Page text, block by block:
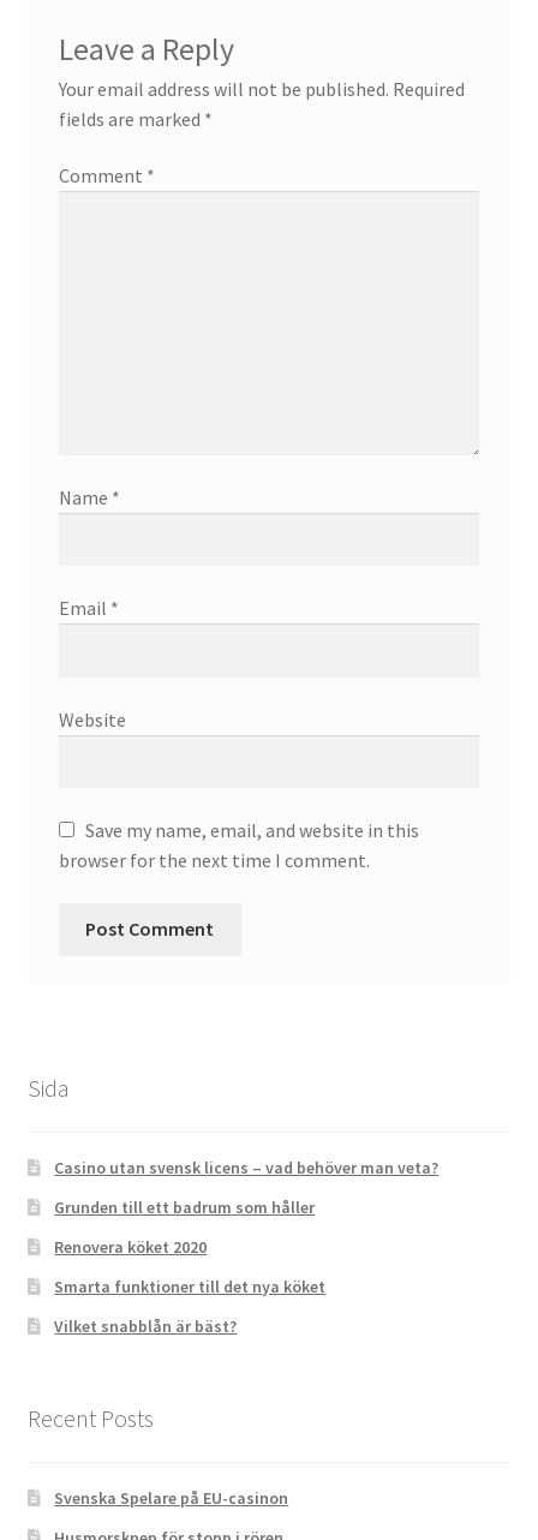
Leave a Reply
Your email address will not be published. Required
fields are marked *
Comment *
Name *
Email *
Website
Save my name, email, and website in this
browser for the next time I comment.
Sida
Casino utan svensk licens – vad behöver man veta?
Grunden till ett badrum som håller
Renovera köket 2020
Smarta funktioner till det nya köket
Vilket snabblån är bäst?
Recent Posts
Svenska Spelare på EU-casinon